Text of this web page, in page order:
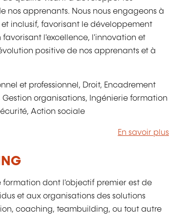
nos apprenants. Nous nous engageons à
inclusif, favorisant le développement
favorisant l'excellence, l'innovation et
positive de nos apprenants et à
et professionnel, Droit, Encadrement
organisations, Ingénierie formation
Action sociale
En savoir plus
formation dont l'objectif premier est de
et aux organisations des solutions
coaching, teambuilding, ou tout autre